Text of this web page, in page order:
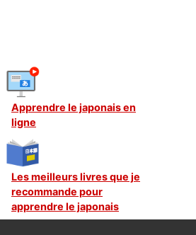
Apprendre le japonais en
ligne
Les meilleurs livres que je
recommande pour
apprendre le japonais